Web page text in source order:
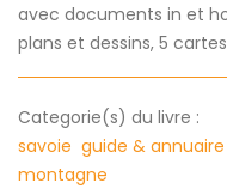
avec documents in et
plans et dessins, 5
Categorie(s) du livre :
savoie guide & annuaire
montagne